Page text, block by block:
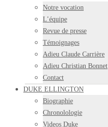
Notre vocation
L’équipe
Revue de presse
Témoignages
Adieu Claude Carrière
Adieu Christian Bonnet
Contact
DUKE ELLINGTON
Biographie
Chronolologie
Videos Duke